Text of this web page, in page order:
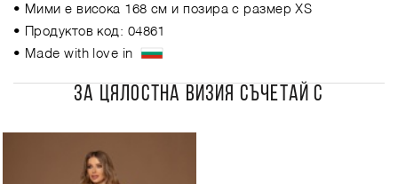
• Мими е висока 168 см и позира с размер XS
• Продуктов код: 04861
• Made with love in
ЗА ЦЯЛОСТНА ВИЗИЯ СЪЧЕТАЙ С